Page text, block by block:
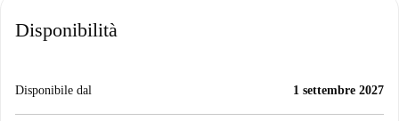
Disponibilità
Disponibile dal 1 settembre 2027